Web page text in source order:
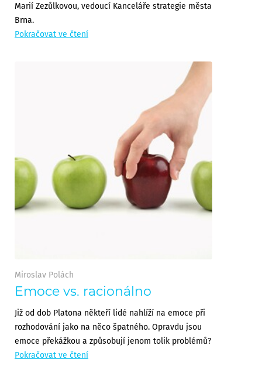
Marií Zezůlkovou, vedoucí Kanceláře strategie města
Brna.
Pokračovat ve čtení
Miroslav Polách
Emoce vs. racionálno
Již od dob Platona někteří lidé nahlíží na emoce při
rozhodování jako na něco špatného. Opravdu jsou
emoce překážkou a způsobují jenom tolik problémů?
Pokračovat ve čtení